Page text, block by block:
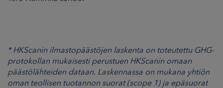
* HKScanin ilmastopäästöjen laskenta on toteutettu GHG-
protokollan mukaisesti perustuen HKScanin omaan
päästölähteiden dataan. Laskennassa on mukana yhtiön
oman teollisen tuotannon suorat (scope 1) ja epäsuorat